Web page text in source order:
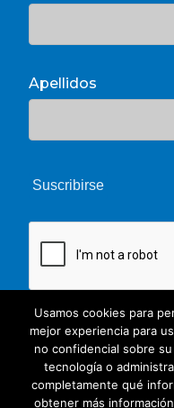
Apellidos
© 2026 Unate. CC
Usamos cookies para
mejor experiencia para
no confidencial sobre
tecnología o
completamente qué
obtener más